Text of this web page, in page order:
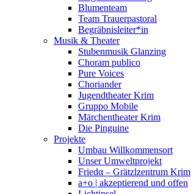
Blumenteam
Team Trauerpastoral
Begräbnisleiter*in
Musik & Theater
Stubenmusik Glanzing
Choram publico
Pure Voices
Choriander
Jugendtheater Krim
Gruppo Mobile
Märchentheater Krim
Die Pinguine
Projekte
Umbau Willkommensort
Unser Umweltprojekt
Friedα – Grätzlzentrum Krim
a+o | akzeptierend und offen